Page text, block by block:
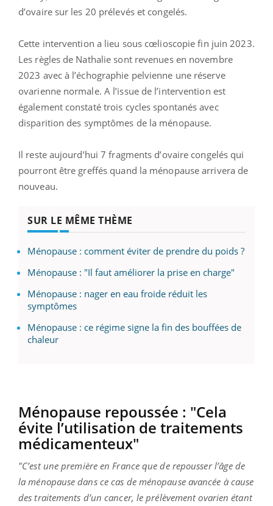
d’ovaire sur les 20 prélevés et congelés.
Cette intervention a lieu sous cœlioscopie fin juin 2023.
Les règles de Nathalie sont revenues en novembre
2023 avec à l’échographie pelvienne une réserve
ovarienne normale. A l’issue de l’intervention est
également constaté trois cycles spontanés avec
disparition des symptômes de la ménopause.
Il reste aujourd’hui 7 fragments d’ovaire congelés qui
pourront être greffés quand la ménopause arrivera de
nouveau.
SUR LE MÊME THÈME
Ménopause : comment éviter de prendre du poids ?
Ménopause : "Il faut améliorer la prise en charge"
Ménopause : nager en eau froide réduit les
symptômes
Ménopause : ce régime signe la fin des bouffées de
chaleur
Ménopause repoussée : "Cela
évite l’utilisation de traitements
médicamenteux"
"C’est une première en France que de repousser l’âge de
la ménopause dans ce cas de ménopause avancée à cause
des traitements d’un cancer, le prélèvement ovarien étant